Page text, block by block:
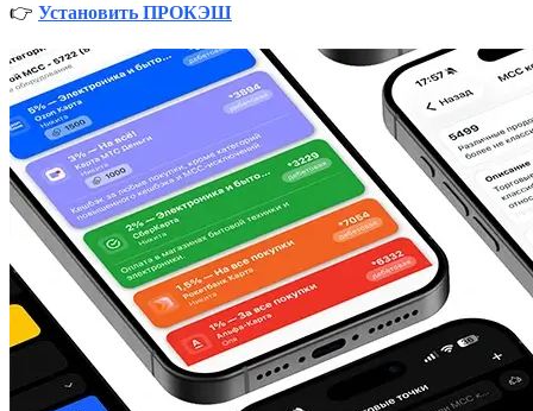
👉 Установить ПРОКЭШ